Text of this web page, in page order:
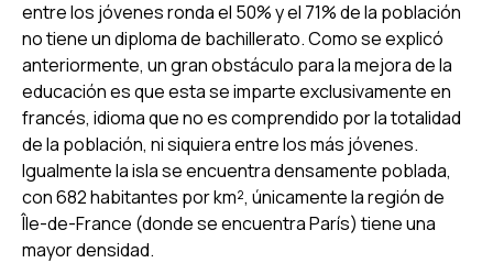
entre los jóvenes ronda el 50% y el 71% de la población
no tiene un diploma de bachillerato. Como se explicó
anteriormente, un gran obstáculo para la mejora de la
educación es que esta se imparte exclusivamente en
francés, idioma que no es comprendido por la totalidad
de la población, ni siquiera entre los más jóvenes.
Igualmente la isla se encuentra densamente poblada,
con 682 habitantes por km², únicamente la región de
Île-de-France (donde se encuentra París) tiene una
mayor densidad.